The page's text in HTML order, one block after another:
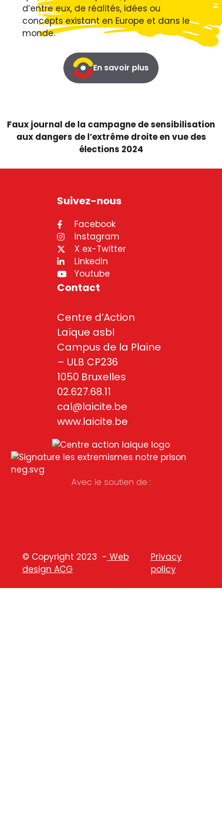
d’entre eux, de réalités, idées ou
concepts existant en Europe et dans le
monde.
En savoir plus
Faux journal de la campagne de sensibilisation
aux dangers de l’extrême droite en vue des
élections 2024
Suivez-nous
Facebook
Instagram
X ex-Twitter
LinkedIn
Youtube
Contact
Centre d’Action
Laïque asbl
Campus de la Plaine
– ULB CP236
1050 Bruxelles
02.627.68.11
cal@laicite.be
www.laicite.be
Avec le soutien de :
© Copyright 2023 - Web
design ACG
Privacy
policy